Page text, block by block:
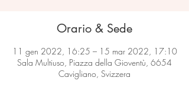
Orario & Sede
11 gen 2022, 16:25 – 15 mar 2022, 17:10
Sala Multiuso, Piazza della Gioventù, 6654
Cavigliano, Svizzera